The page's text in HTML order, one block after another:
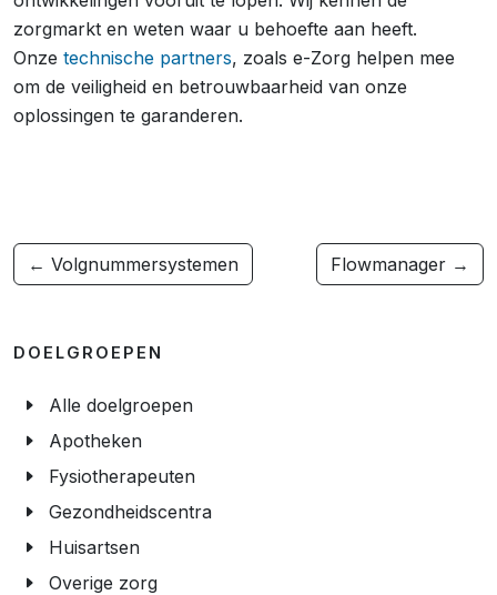
zorgmarkt en weten waar u behoefte aan heeft.
Onze technische partners, zoals e-Zorg helpen mee
om de veiligheid en betrouwbaarheid van onze
oplossingen te garanderen.
← Volgnummersystemen Flowmanager →
DOELGROEPEN
Alle doelgroepen
Apotheken
Fysiotherapeuten
Gezondheidscentra
Huisartsen
Overige zorg